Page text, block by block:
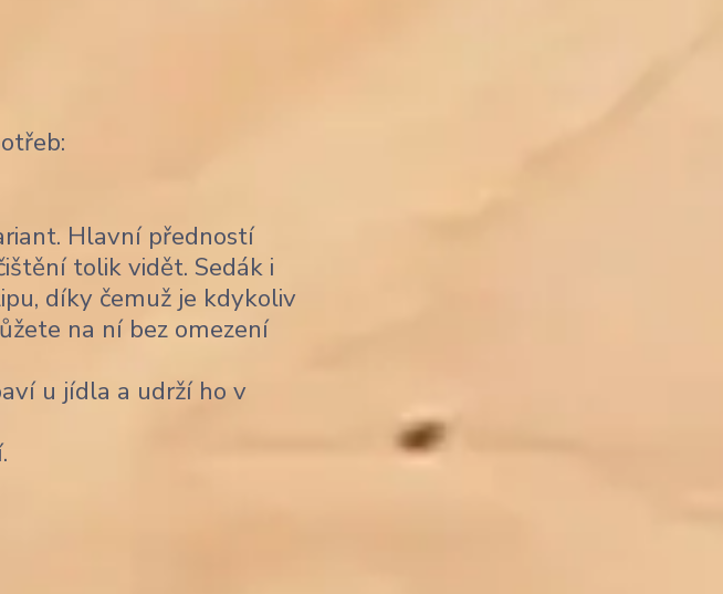
Hlavní předností
tolik vidět. Sedák i
díky čemuž je kdykoliv
na ní bez omezení
u jídla a udrží ho v